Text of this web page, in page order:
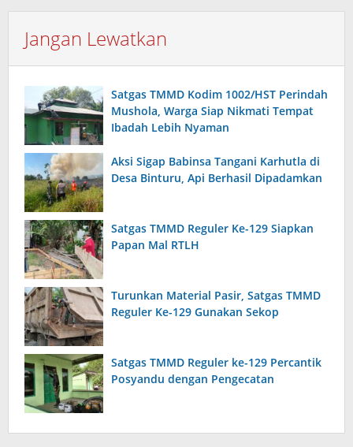
Jangan Lewatkan
Satgas TMMD Kodim 1002/HST Perindah
Mushola, Warga Siap Nikmati Tempat
Ibadah Lebih Nyaman
Aksi Sigap Babinsa Tangani Karhutla di
Desa Binturu, Api Berhasil Dipadamkan
Satgas TMMD Reguler Ke-129 Siapkan
Papan Mal RTLH
Turunkan Material Pasir, Satgas TMMD
Reguler Ke-129 Gunakan Sekop
Satgas TMMD Reguler ke-129 Percantik
Posyandu dengan Pengecatan